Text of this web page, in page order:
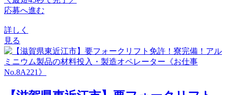
応募へ進む
詳しく
見る